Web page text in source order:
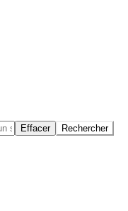
Effacer Rechercher